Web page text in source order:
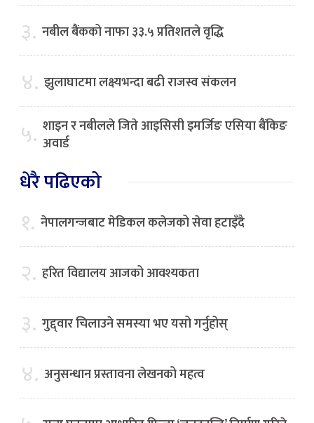
३. नबील बैंकको नाफा ३३.५ प्रतिशतले वृद्धि
४. झुलाघाटमा लक्ष्यभन्दा बढी राजस्व संकलन
५. शाइन र नबीलले जिते आइसिसी इमर्जिङ एसिया बैंकिङ
अवार्ड
धेरै पढिएको
१. नेपालगन्जबाट मेडिकल कलेजको सेवा हटाइँदै
२. हरित विद्यालय आजको आवश्यकता
३. गुद्द्वार चिलाउने समस्या भए यसो गर्नुहोस्
४. अनुसन्धान प्रस्तावना लेखनको महत्व